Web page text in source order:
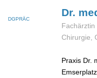
DGPRÄC
Dr.
Fachärztin
Chirurgie,
Praxis Dr.